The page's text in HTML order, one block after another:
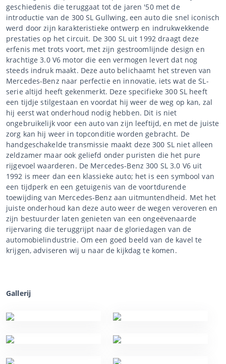
geschiedenis die teruggaat tot de jaren '50 met de
introductie van de 300 SL Gullwing, een auto die snel iconisch
werd door zijn karakteristieke ontwerp en indrukwekkende
prestaties op het circuit. De 300 SL uit 1992 draagt deze
erfenis met trots voort, met zijn gestroomlijnde design en
krachtige 3.0 V6 motor die een vermogen levert dat nog
steeds indruk maakt. Deze auto belichaamt het streven van
Mercedes-Benz naar perfectie en innovatie, iets wat de SL-
serie altijd heeft gekenmerkt. Deze specifieke 300 SL heeft
een tijdje stilgestaan en voordat hij weer de weg op kan, zal
hij eerst wat onderhoud nodig hebben. Dit is niet
ongebruikelijk voor een auto van zijn leeftijd, en met de juiste
zorg kan hij weer in topconditie worden gebracht. De
handgeschakelde transmissie maakt deze 300 SL niet alleen
zeldzamer maar ook geliefd onder puristen die het pure
rijgevoel waarderen. De Mercedes-Benz 300 SL 3.0 V6 uit
1992 is meer dan een klassieke auto; het is een symbool van
een tijdperk en een getuigenis van de voortdurende
toewijding van Mercedes-Benz aan uitmuntendheid. Met het
juiste onderhoud kan deze auto weer de wegen veroveren en
zijn bestuurder laten genieten van een ongeëvenaarde
rijervaring die teruggrijpt naar de gloriedagen van de
automobielindustrie. Om een goed beeld van de kavel te
krijgen, adviseren wij u naar de kijkdag te komen.
Gallerij